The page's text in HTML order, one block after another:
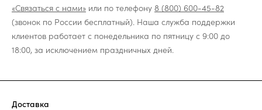
«Связаться с нами» или по телефону 8 (800) 600-45-82
(звонок по России бесплатный). Наша служба поддержки
клиентов работает с понедельника по пятницу с 9:00 до
18:00, за исключением праздничных дней.
Доставка